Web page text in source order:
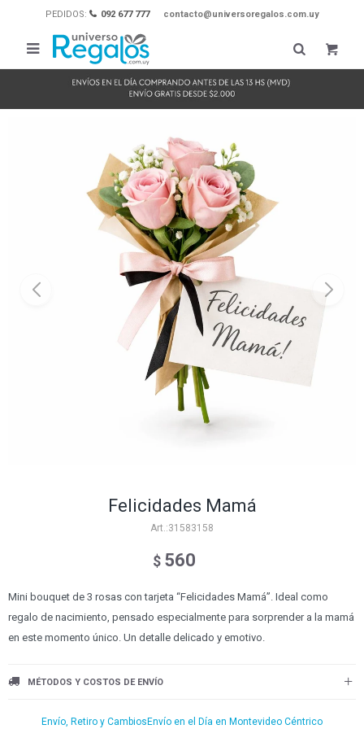
PEDIDOS: 092 677 777 contacto@universoregalos.com.uy

Felicidades Mamá
31583158
$ 560
Mini bouquet de 3 rosas con tarjeta “Felicidades Mamá”. Ideal como
regalo de nacimiento, pensado especialmente para sorprender a la mamá
en este momento único. Un detalle delicado y emotivo.
MÉTODOS Y COSTOS DE ENVÍO
Envío, Retiro y Cambios Envío en el Día en Montevideo Céntrico